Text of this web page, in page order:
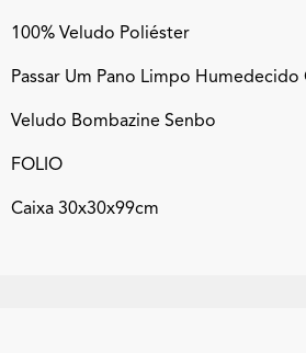
100% Veludo Poliéster
Passar Um Pano Limpo
Veludo Bombazine Senbo
FOLIO
Caixa 30x30x99cm